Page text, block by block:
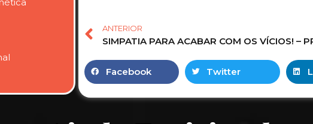
ANTERIOR
Facebook Twitter